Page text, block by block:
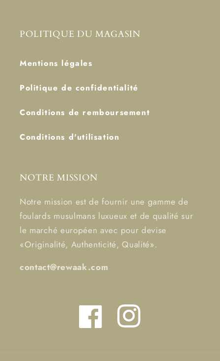
POLITIQUE DU MAGASIN
Mentions légales
Politique de confidentialité
Conditions de remboursement
Conditions d'utilisation
NOTRE MISSION
Notre mission est de fournir une gamme de
foulards musulmans luxueux et de qualité sur
le marché européen avec pour devise
«Originalité, Authenticité, Qualité».
contact@rewaak.com
Facebook Instagram